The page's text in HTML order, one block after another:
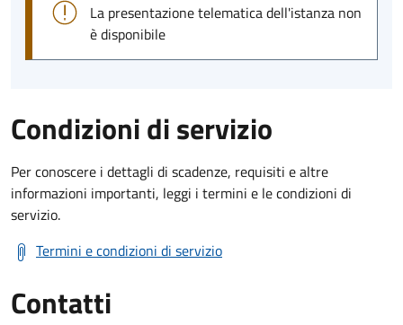
La presentazione telematica dell'istanza non
è disponibile
Condizioni di servizio
Per conoscere i dettagli di scadenze, requisiti e altre
informazioni importanti, leggi i termini e le condizioni di
servizio.
Termini e condizioni di servizio
Contatti